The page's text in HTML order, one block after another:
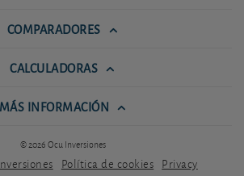
COMPARADORES
CALCULADORAS
MÁS INFORMACIÓN
© 2026 Ocu Inversiones
Política de cookies Privacy